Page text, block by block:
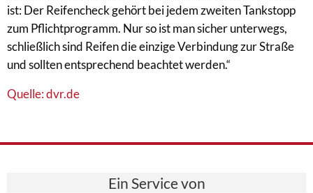
ist: Der Reifencheck gehört bei jedem zweiten Tankstopp
zum Pflichtprogramm. Nur so ist man sicher unterwegs,
schließlich sind Reifen die einzige Verbindung zur Straße
und sollten entsprechend beachtet werden.“
Quelle: dvr.de
Ein Service von